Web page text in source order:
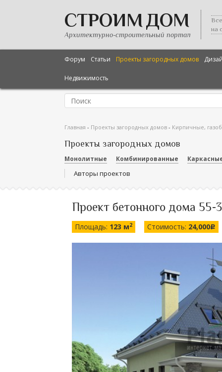
СТРОИМ ДОМ
Архитектурно-строительный портал
на
Форум Статьи Проекты загородных домов
Недвижимость
Главная - Проекты загородных домов - Кирпичные,
Проекты загородных домов
Монолитные Комбинированные
Авторы проектов
Проект бетонного дома 55-
Площадь: 123 м2 Стоимость: 24,000c